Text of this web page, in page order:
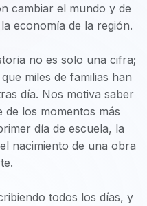
cambiar el mundo y de
economía de la región.
no es solo una cifra;
miles de familias han
día. Nos motiva saber
los momentos más
día de escuela, la
nacimiento de una obra
todos los días, y